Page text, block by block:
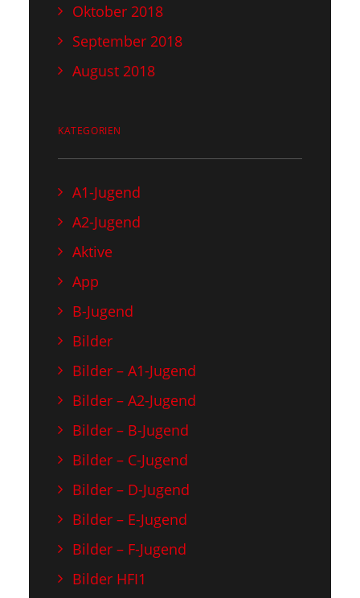
Oktober 2018
September 2018
August 2018
KATEGORIEN
A1-Jugend
A2-Jugend
Aktive
App
B-Jugend
Bilder
Bilder – A1-Jugend
Bilder – A2-Jugend
Bilder – B-Jugend
Bilder – C-Jugend
Bilder – D-Jugend
Bilder – E-Jugend
Bilder – F-Jugend
Bilder HFI1